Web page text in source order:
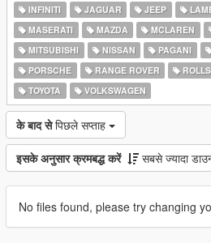
INFINITI
JAGUAR JEEP
MASERATI
MAZDA MCLAREN
MITSUBISHI
NISSAN PAGANI
PORSCHE
RANGE ROVER
TOYOTA
VOLKSWAGEN
के बाद से पिछले सप्ताह
इसके अनुसार क्रमबद्ध करें सबसे ज्यादा
No files found, please try changing